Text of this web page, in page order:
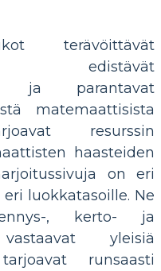
terävöittävät
edistävät
ja parantavat
matemaattisista
resurssin
haasteiden
on eri
luokkatasoille. Ne
, kerto- ja
yleisiä
runsaasti